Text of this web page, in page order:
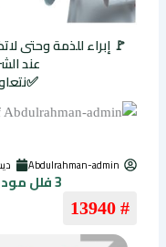
🚩 إبراء للذمة
عند
Abdulrahman-admin
3 فلل مودرن للبيع في ضاحية هجر
# 13940